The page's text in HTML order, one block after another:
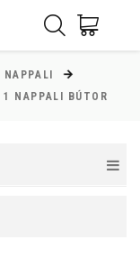
NAPPALI
1 NAPPALI BÚTOR